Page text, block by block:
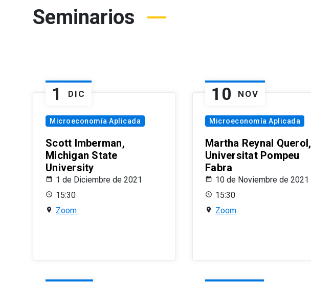
Seminarios
1 DIC
Microeconomía Aplicada
Scott Imberman,
Michigan State
University
1 de Diciembre de 2021
15:30
Zoom
10 NOV
Microeconomía Aplicada
Martha Reynal Querol,
Universitat Pompeu
Fabra
10 de Noviembre de 2021
15:30
Zoom